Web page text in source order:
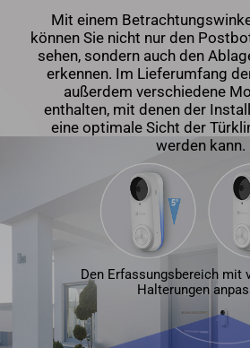
Mit einem
können Sie nicht nur den
sehen, sondern auch den
erkennen. Im Lieferumfang
außerdem verschiedene
enthalten, mit denen der
eine optimale Sicht der
werden kann.
Den Erfassungsbereich mit
Halterungen